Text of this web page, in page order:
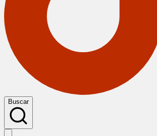
Buscar